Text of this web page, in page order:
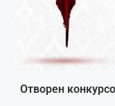
Отворен